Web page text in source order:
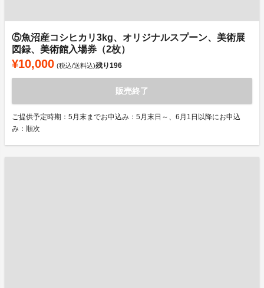
⑤魚沼産コシヒカリ3kg、オリジナルスプーン、美術展
図録、美術館入場券（2枚）
¥10,000 (税込/送料込)残り196
販売終了
ご提供予定時期：5月末までお申込み：5月末日～、6月1日以降にお申込
み：順次